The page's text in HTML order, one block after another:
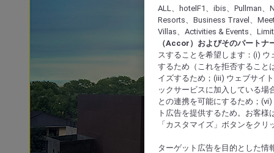
ALL、hotelF1、ibis、Pullman
Resorts、Business Travel、
Villas、Activities & Events、
（Accor）およびそのパートナ
スすることを希望します：(i)
するため（これを拒否すること
イズするため；(iii) ウェブサイ
ックサービスに加入している場
との連携を可能にするため；
ト広告を提供するため。お客
「カスタマイズ」ボタンをク
ターゲット広告を目的とした情